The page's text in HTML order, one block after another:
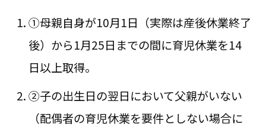
①母親自身が10月1日（実際は産後休業終了
後）から1月25日までの間に育児休業を14
日以上取得。
②子の出生日の翌日において父親がいない
（配偶者の育児休業を要件としない場合に